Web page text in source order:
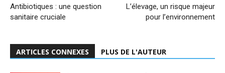
Antibiotiques : une question
sanitaire cruciale
L’élevage, un risque majeur
pour l’environnement
ARTICLES CONNEXES PLUS DE L'AUTEUR